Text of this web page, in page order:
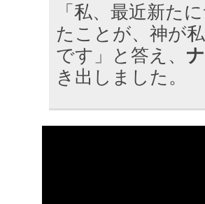
「私、最近新た
たことが、神が
です」と答え、
き出しました。